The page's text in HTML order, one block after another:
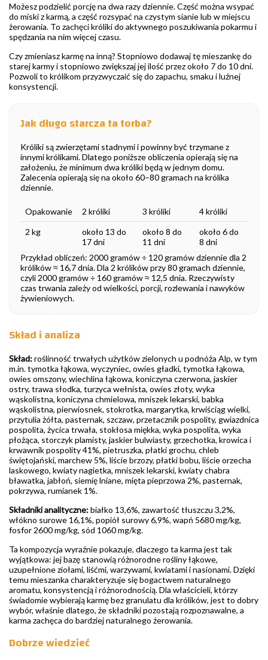
Możesz podzielić porcję na dwa razy dziennie. Część można wsypać
do miski z karmą, a część rozsypać na czystym sianie lub w miejscu
żerowania. To zachęci króliki do aktywnego poszukiwania pokarmu i
spędzania na nim więcej czasu.
Czy zmieniasz karmę na inną? Stopniowo dodawaj tę mieszankę do
starej karmy i stopniowo zwiększaj jej ilość przez około 7 do 10 dni.
Pozwoli to królikom przyzwyczaić się do zapachu, smaku i luźnej
konsystencji.
Jak długo starcza ta torba?
Króliki są zwierzętami stadnymi i powinny być trzymane z
innymi królikami. Dlatego poniższe obliczenia opierają się na
założeniu, że minimum dwa króliki będą w jednym domu.
Zalecenia opierają się na około 60–80 gramach na królika
dziennie.
Opakowanie 2 króliki 3 króliki
4 króliki
2 kg
około 13 do
17 dni
około 8 do
11 dni
około 6 do
8 dni
Przykład obliczeń: 2000 gramów ÷ 120 gramów dziennie dla 2
królików ≈ 16,7 dnia. Dla 2 królików przy 80 gramach dziennie,
czyli 2000 gramów ÷ 160 gramów ≈ 12,5 dnia. Rzeczywisty
czas trwania zależy od wielkości, porcji, rozlewania i nawyków
żywieniowych.
Skład i analiza
Skład:roślinność trwałych użytków zielonych u podnóża Alp, w tym
m.in. tymotka łąkowa, wyczyniec, owies gładki, tymotka łąkowa,
owies omszony, wiechlina łąkowa, koniczyna czerwona, jaskier
ostry, trawa słodka, turzyca wełnista, owies złoty, wyka
wąskolistna, koniczyna chmielowa, mniszek lekarski, babka
wąskolistna, pierwiosnek, stokrotka, margarytka, krwiściąg wielki,
przytulia żółta, pasternak, szczaw, przetacznik pospolity, gwiazdnica
pospolita, życica trwała, stokłosa miękka, wyka pospolita, wyka
płożąca, storczyk plamisty, jaskier bulwiasty, grzechotka, krowica i
krwawnik pospolity 41%, pietruszka, płatki grochu, chleb
świętojański, marchew 5%, liście brzozy, płatki bobu, liście orzecha
laskowego, kwiaty nagietka, mniszek lekarski, kwiaty chabra
bławatka, jabłoń, siemię lniane, mięta pieprzowa 2%, pasternak,
pokrzywa, rumianek 1%.
Składniki analityczne:białko 13,6%, zawartość tłuszczu 3,2%,
włókno surowe 16,1%, popiół surowy 6,9%, wapń 5680 mg/kg,
fosfor 2600 mg/kg, sód 1060 mg/kg.
Ta kompozycja wyraźnie pokazuje, dlaczego ta karma jest tak
wyjątkowa: jej bazę stanowią różnorodne rośliny łąkowe,
uzupełnione ziołami, liśćmi, warzywami, kwiatami i nasionami. Dzięki
temu mieszanka charakteryzuje się bogactwem naturalnego
aromatu, konsystencją i różnorodnością. Dla właścicieli, którzy
świadomie wybierają karmę bez granulatu dla królików, jest to dobry
wybór, właśnie dlatego, że składniki pozostają rozpoznawalne, a
karma zachęca do bardziej naturalnego żerowania.
Dobrze wiedzieć